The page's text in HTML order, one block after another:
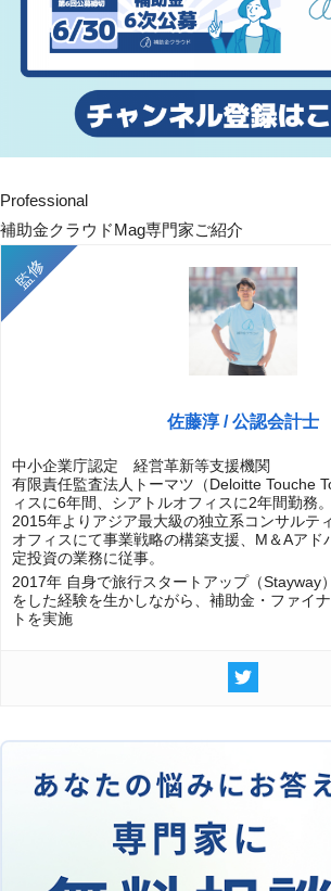
Professional
補助金クラウドMag専門家ご紹介
佐藤淳 / 公認会計士
中小企業庁認定 経営革新等支援機関
有限責任監査法人トーマツ（Deloitte Touche
ィスに6年間、シアトルオフィスに2年間勤務。
2015年よりアジア最大級の独立系コンサルテ
オフィスにて事業戦略の構築支援、M＆Aアド
定投資の業務に従事。
2017年 自身で旅行スタートアップ（Stayway
をした経験を生かしながら、補助金・ファイ
トを実施